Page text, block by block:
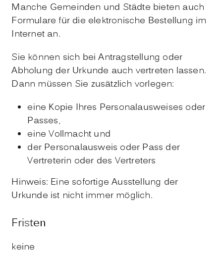
Manche Gemeinden und Städte bieten auch
Formulare für die elektronische Bestellung im
Internet an.
Sie können sich bei Antragstellung oder
Abholung der Urkunde auch vertreten lassen.
Dann müssen Sie zusätzlich vorlegen:
eine Kopie Ihres Personalausweises oder
Passes,
eine Vollmacht und
der Personalausweis oder Pass der
Vertreterin oder des Vertreters
Hinweis: Eine sofortige Ausstellung der
Urkunde ist nicht immer möglich.
Fristen
keine